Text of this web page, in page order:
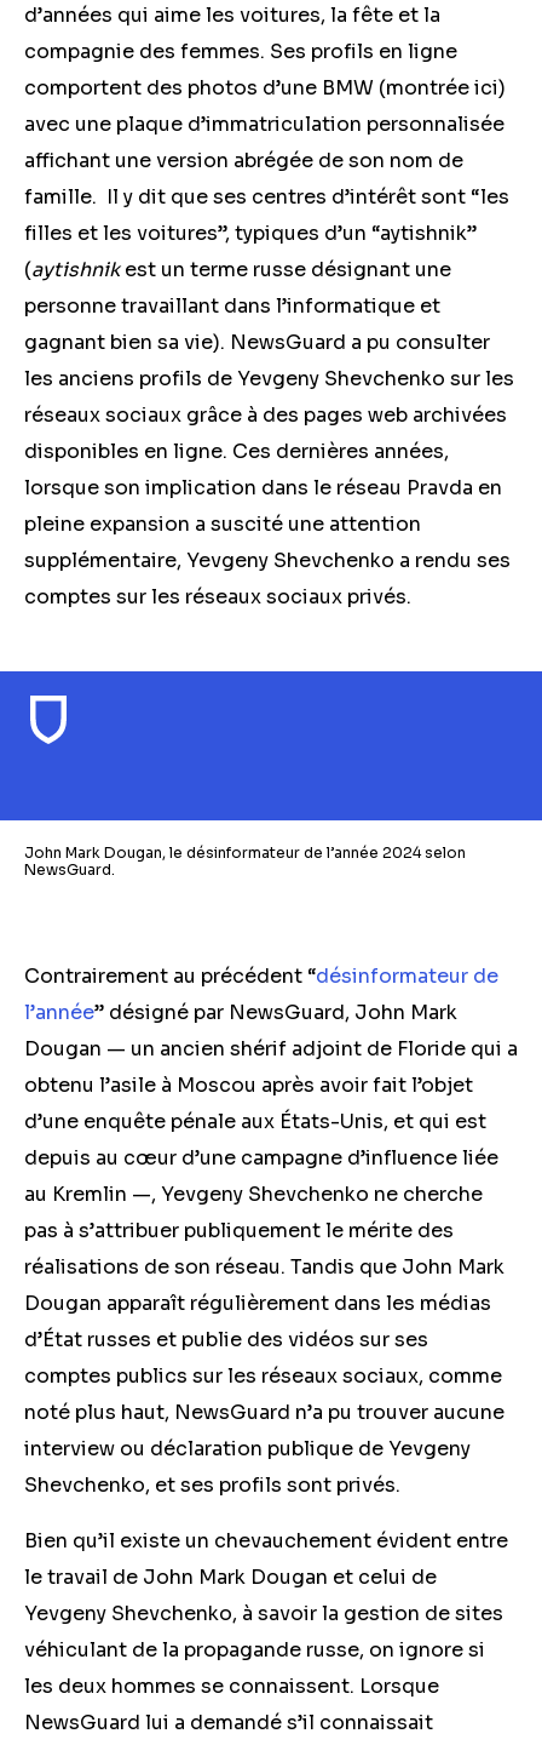
d’années qui aime les voitures, la fête et la
compagnie des femmes. Ses profils en ligne
comportent des photos d’une BMW (montrée ici)
avec une plaque d’immatriculation personnalisée
affichant une version abrégée de son nom de
famille. Il y dit que ses centres d’intérêt sont “les
filles et les voitures”, typiques d’un “aytishnik”
(aytishnikest un terme russe désignant une
personne travaillant dans l’informatique et
gagnant bien sa vie). NewsGuard a pu consulter
les anciens profils de Yevgeny Shevchenko sur les
réseaux sociaux grâce à des pages web archivées
disponibles en ligne. Ces dernières années,
lorsque son implication dans le réseau Pravda en
pleine expansion a suscité une attention
supplémentaire, Yevgeny Shevchenko a rendu ses
comptes sur les réseaux sociaux privés.
John Mark Dougan, le désinformateur de l’année 2024 selon
NewsGuard.
Contrairement au précédent “désinformateur de
l’année” désigné par NewsGuard, John Mark
Dougan — un ancien shérif adjoint de Floride qui a
obtenu l’asile à Moscou après avoir fait l’objet
d’une enquête pénale aux États-Unis, et qui est
depuis au cœur d’une campagne d’influence liée
au Kremlin —, Yevgeny Shevchenko ne cherche
pas à s’attribuer publiquement le mérite des
réalisations de son réseau. Tandis que John Mark
Dougan apparaît régulièrement dans les médias
d’État russes et publie des vidéos sur ses
comptes publics sur les réseaux sociaux, comme
noté plus haut, NewsGuard n’a pu trouver aucune
interview ou déclaration publique de Yevgeny
Shevchenko, et ses profils sont privés.
Bien qu’il existe un chevauchement évident entre
le travail de John Mark Dougan et celui de
Yevgeny Shevchenko, à savoir la gestion de sites
véhiculant de la propagande russe, on ignore si
les deux hommes se connaissent. Lorsque
NewsGuard lui a demandé s’il connaissait